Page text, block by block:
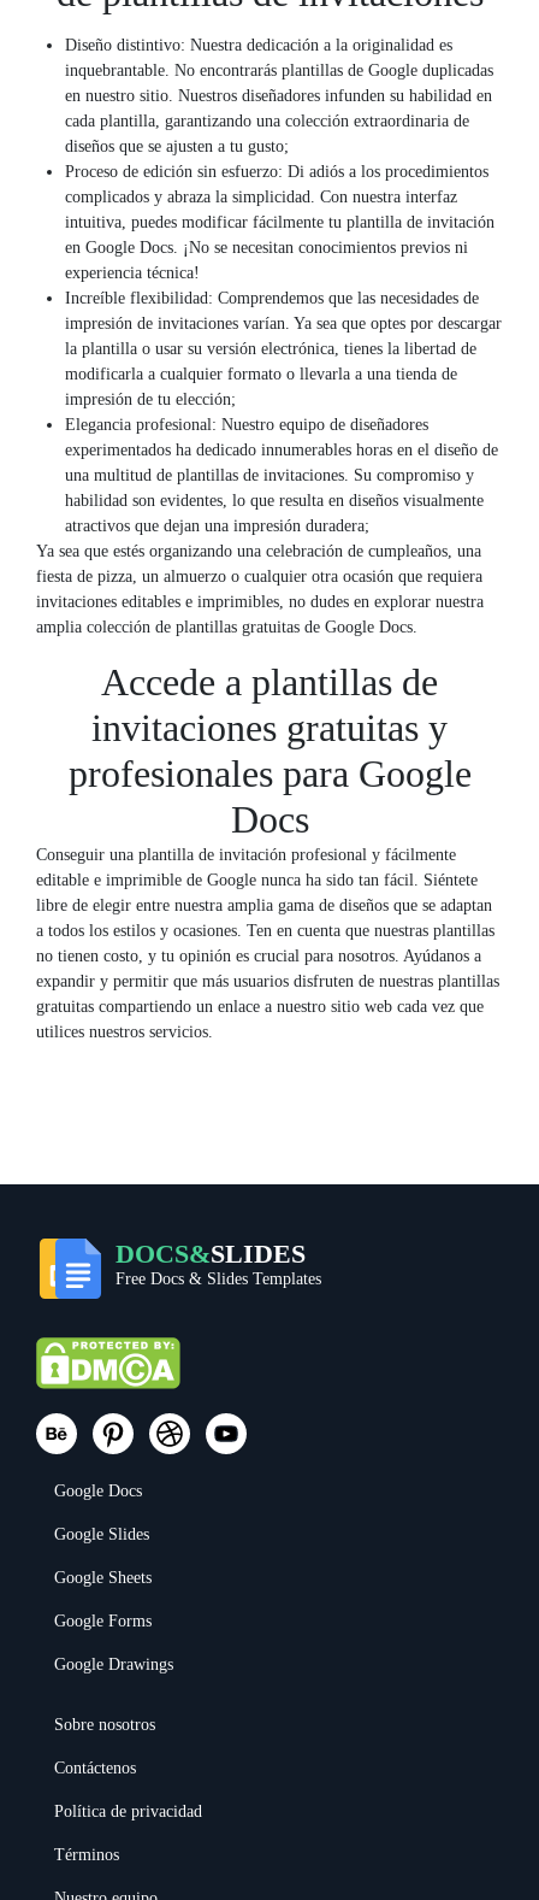
Diseño distintivo: Nuestra dedicación a la originalidad es
inquebrantable. No encontrarás plantillas de Google duplicadas
en nuestro sitio. Nuestros diseñadores infunden su habilidad en
cada plantilla, garantizando una colección extraordinaria de
diseños que se ajusten a tu gusto;
Proceso de edición sin esfuerzo: Di adiós a los procedimientos
complicados y abraza la simplicidad. Con nuestra interfaz
intuitiva, puedes modificar fácilmente tu plantilla de invitación
en Google Docs. ¡No se necesitan conocimientos previos ni
experiencia técnica!
Increíble flexibilidad: Comprendemos que las necesidades de
impresión de invitaciones varían. Ya sea que optes por descargar
la plantilla o usar su versión electrónica, tienes la libertad de
modificarla a cualquier formato o llevarla a una tienda de
impresión de tu elección;
Elegancia profesional: Nuestro equipo de diseñadores
experimentados ha dedicado innumerables horas en el diseño de
una multitud de plantillas de invitaciones. Su compromiso y
habilidad son evidentes, lo que resulta en diseños visualmente
atractivos que dejan una impresión duradera;
Ya sea que estés organizando una celebración de cumpleaños, una
fiesta de pizza, un almuerzo o cualquier otra ocasión que requiera
invitaciones editables e imprimibles, no dudes en explorar nuestra
amplia colección de plantillas gratuitas de Google Docs.
Accede a plantillas de
invitaciones gratuitas y
profesionales para Google
Docs
Conseguir una plantilla de invitación profesional y fácilmente
editable e imprimible de Google nunca ha sido tan fácil. Siéntete
libre de elegir entre nuestra amplia gama de diseños que se adaptan
a todos los estilos y ocasiones. Ten en cuenta que nuestras plantillas
no tienen costo, y tu opinión es crucial para nosotros. Ayúdanos a
expandir y permitir que más usuarios disfruten de nuestras plantillas
gratuitas compartiendo un enlace a nuestro sitio web cada vez que
utilices nuestros servicios.
DOCS&SLIDES
Free Docs & Slides Templates
Google Docs
Google Slides
Google Sheets
Google Forms
Google Drawings
Sobre nosotros
Contáctenos
Política de privacidad
Términos